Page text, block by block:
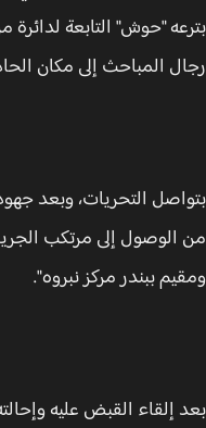
"حوش" التابعة لدائرة
المباحث إلى مكان
التحريات، وبعد جهود
ببندر مركز نبروه".
إلقاء القبض عليه وإحالته